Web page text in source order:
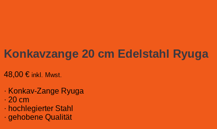
Konkavzange 20 cm Edelstahl Ryuga
48,00 € inkl. Mwst.
· Konkav-Zange Ryuga
· 20 cm
· hochlegierter Stahl
· gehobene Qualität